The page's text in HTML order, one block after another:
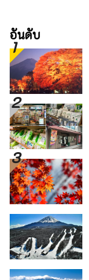
อันดับ